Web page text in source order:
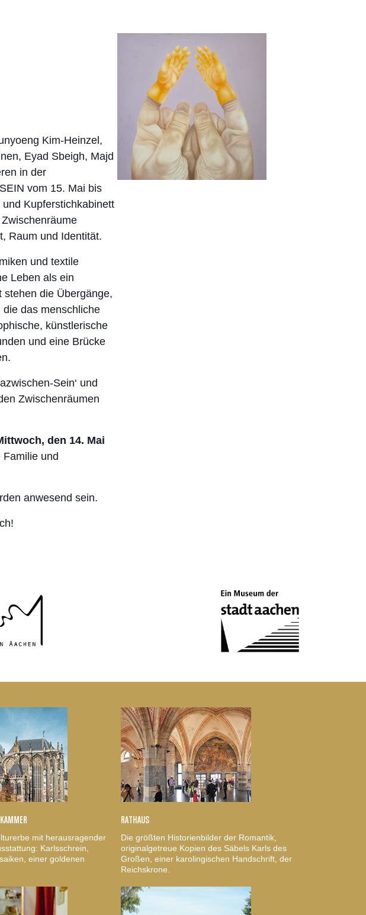
Kim-Heinzel,
Eyad Sbeigh, Majd
in der
vom 15. Mai bis
Kupferstichkabinett
Raum und Identität.
und textile
Leben als ein
stehen die Übergänge,
das menschliche
künstlerische
und eine Brücke
Sein‘ und
Zwischenräumen
den 14. Mai
Familie und
anwesend sein.
mit herausragender
Karlsschrein,
einer goldenen
RATHAUS
Die größten Historienbilder der Romantik,
originalgetreue Kopien des Säbels Karls des
Großen, einer karolingischen Handschrift, der
Reichskrone.